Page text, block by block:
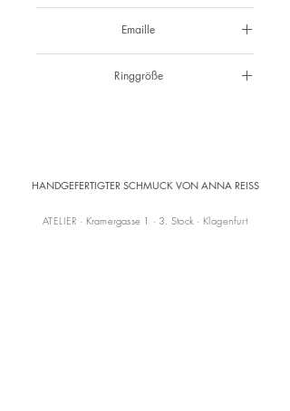
Emaille
Ringgröße
HANDGEFERTIGTER SCHMUCK VON ANNA REISS
ATELIER · Kramergasse 1 · 3. Stock · Klagenfurt